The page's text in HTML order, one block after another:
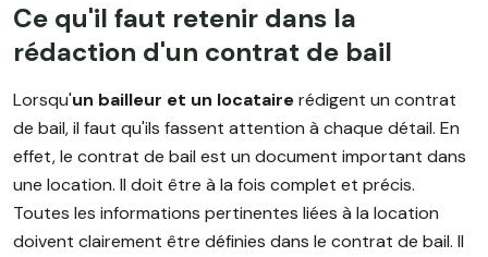
Ce qu'il faut retenir dans la
rédaction d'un contrat de bail
Lorsqu'un bailleur et un locatairerédigent un contrat
de bail, il faut qu'ils fassent attention à chaque détail. En
effet, le contrat de bail est un document important dans
une location. Il doit être à la fois complet et précis.
Toutes les informations pertinentes liées à la location
doivent clairement être définies dans le contrat de bail. Il